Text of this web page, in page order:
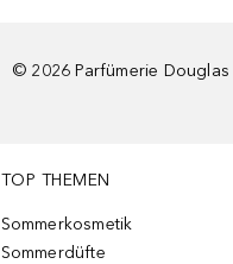
© 2026 Parfümerie
TOP THEMEN
Sommerkosmetik
Sommerdüfte